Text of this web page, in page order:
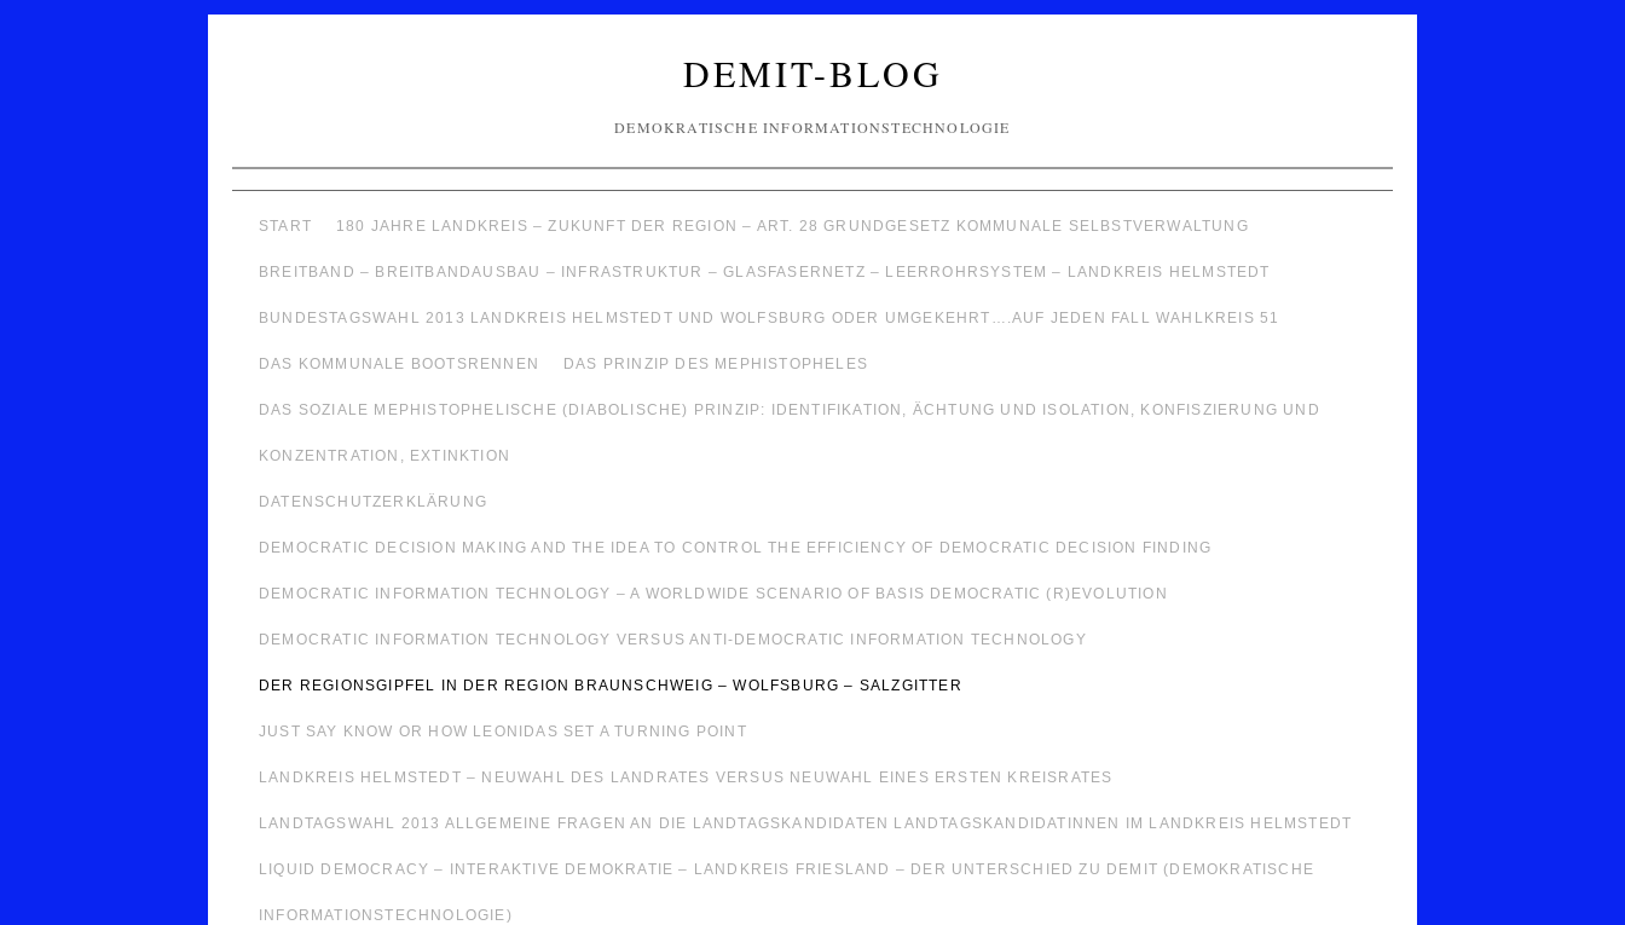
DEMIT-BLOG
DEMOKRATISCHE INFORMATIONSTECHNOLOGIE
START 180 JAHRE LANDKREIS – ZUKUNFT DER REGION – ART. 28 GRUNDGESETZ KOMMUNALE SELBSTVERWALTUNG
BREITBAND – BREITBANDAUSBAU – INFRASTRUKTUR – GLASFASERNETZ – LEERROHRSYSTEM – LANDKREIS HELMSTEDT
BUNDESTAGSWAHL 2013 LANDKREIS HELMSTEDT UND WOLFSBURG ODER UMGEKEHRT….AUF JEDEN FALL WAHLKREIS 51
DAS KOMMUNALE BOOTSRENNEN DAS PRINZIP DES MEPHISTOPHELES
DAS SOZIALE MEPHISTOPHELISCHE (DIABOLISCHE) PRINZIP: IDENTIFIKATION, ÄCHTUNG UND ISOLATION, KONFISZIERUNG UND
KONZENTRATION, EXTINKTION
DATENSCHUTZERKLÄRUNG
DEMOCRATIC DECISION MAKING AND THE IDEA TO CONTROL THE EFFICIENCY OF DEMOCRATIC DECISION FINDING
DEMOCRATIC INFORMATION TECHNOLOGY – A WORLDWIDE SCENARIO OF BASIS DEMOCRATIC (R)EVOLUTION
DEMOCRATIC INFORMATION TECHNOLOGY VERSUS ANTI-DEMOCRATIC INFORMATION TECHNOLOGY
DER REGIONSGIPFEL IN DER REGION BRAUNSCHWEIG – WOLFSBURG – SALZGITTER
JUST SAY KNOW OR HOW LEONIDAS SET A TURNING POINT
LANDKREIS HELMSTEDT – NEUWAHL DES LANDRATES VERSUS NEUWAHL EINES ERSTEN KREISRATES
LANDTAGSWAHL 2013 ALLGEMEINE FRAGEN AN DIE LANDTAGSKANDIDATEN LANDTAGSKANDIDATINNEN IM LANDKREIS HELMSTEDT
LIQUID DEMOCRACY – INTERAKTIVE DEMOKRATIE – LANDKREIS FRIESLAND – DER UNTERSCHIED ZU DEMIT (DEMOKRATISCHE
INFORMATIONSTECHNOLOGIE)